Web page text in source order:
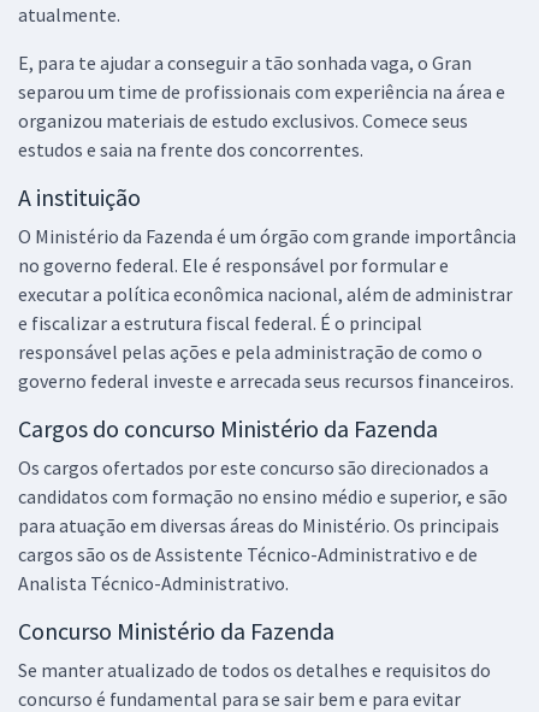
atualmente.
E, para te ajudar a conseguir a tão sonhada vaga, o Gran
separou um time de profissionais com experiência na área e
organizou materiais de estudo exclusivos. Comece seus
estudos e saia na frente dos concorrentes.
A instituição
O Ministério da Fazenda é um órgão com grande importância
no governo federal. Ele é responsável por formular e
executar a política econômica nacional, além de administrar
e fiscalizar a estrutura fiscal federal. É o principal
responsável pelas ações e pela administração de como o
governo federal investe e arrecada seus recursos financeiros.
Cargos do concurso Ministério da Fazenda
Os cargos ofertados por este concurso são direcionados a
candidatos com formação no ensino médio e superior, e são
para atuação em diversas áreas do Ministério. Os principais
cargos são os de Assistente Técnico-Administrativo e de
Analista Técnico-Administrativo.
Concurso Ministério da Fazenda
Se manter atualizado de todos os detalhes e requisitos do
concurso é fundamental para se sair bem e para evitar